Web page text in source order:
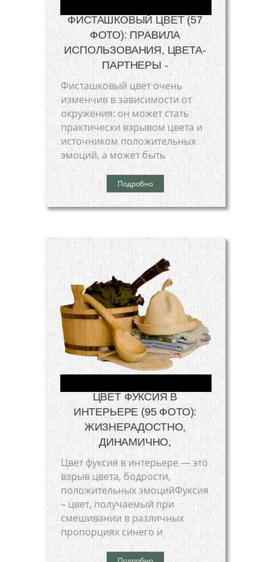
ФИСТАШКОВЫЙ ЦВЕТ (57
ФОТО): ПРАВИЛА
ИСПОЛЬЗОВАНИЯ, ЦВЕТА-
ПАРТНЕРЫ -
Фисташковый цвет очень
изменчив в зависимости от
окружения: он может стать
практически взрывом цвета и
источником положительных
эмоций, а может быть
Подробно
ЦВЕТ ФУКСИЯ В
ИНТЕРЬЕРЕ (95 ФОТО):
ЖИЗНЕРАДОСТНО,
ДИНАМИЧНО,
Цвет фуксия в интерьере — это
взрыв цвета, бодрости,
положительных эмоцийФуксия
– цвет, получаемый при
смешивании в различных
пропорциях синего и